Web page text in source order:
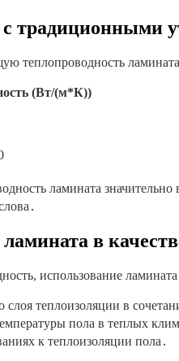
традиционными
теплопроводность
(Вт/(м*К))
ламината
в
использование
слоя теплоизоляции в
пола в теплых
к теплоизоляции пола․